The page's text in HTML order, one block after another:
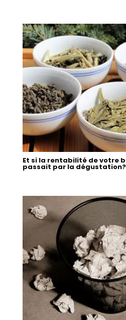
Et si la rentabilité de votre
passait par la dégustation?